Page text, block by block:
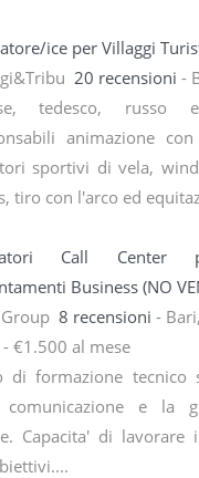
ice per Villaggi
20 recensioni -
tedesco, russo
animazione con
sportivi di vela,
tiro con l'arco ed
Call Center
Business (NO
8 recensioni -
€1.500 al mese
di formazione tecnico
comunicazione e la
Capacita' di lavorare